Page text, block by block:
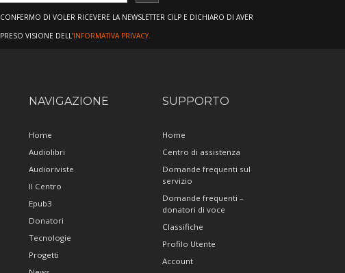
CONFERMO DI VOLER RICEVERE LA NEWSLETTER CILP E DICHIARO DI AVER
PRESO VISIONE DELL'INFORMATIVA PRIVACY.
NAVIGAZIONE
Home
Audiolibri
Audioriviste
Il Centro
Epub3
Donatori
Tecnologie
Progetti
SUPPORTO
Home
Centro di assistenza
Domande frequenti sul
servizio
Domande frequenti –
donatori di voce
Classifiche
Profilo Utente
Account